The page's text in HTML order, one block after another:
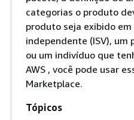
categorias o produto
produto seja exibido
independente (ISV), um
ou um indivíduo que
AWS , você pode usar
Marketplace.
Tópicos